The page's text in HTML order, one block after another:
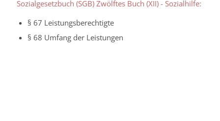
Sozialgesetzbuch (SGB) Zwölftes Buch (XII) - Sozialhilfe:
§ 67 Leistungsberechtigte
§ 68 Umfang der Leistungen